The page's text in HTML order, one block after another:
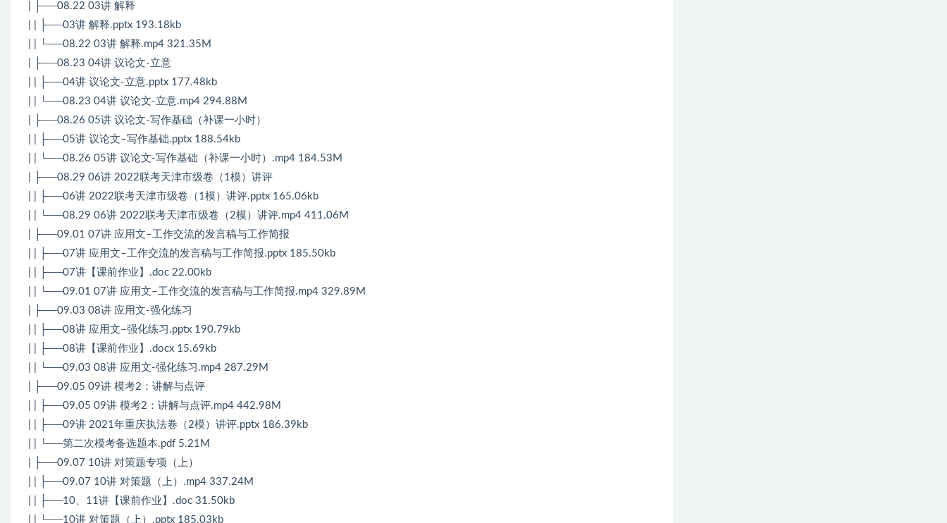
| ├──08.22 03讲 解释
| | ├──03讲 解释.pptx 193.18kb
| | └──08.22 03讲 解释.mp4 321.35M
| ├──08.23 04讲 议论文-立意
| | ├──04讲 议论文-立意.pptx 177.48kb
| | └──08.23 04讲 议论文-立意.mp4 294.88M
| ├──08.26 05讲 议论文-写作基础（补课一小时）
| | ├──05讲 议论文–写作基础.pptx 188.54kb
| | └──08.26 05讲 议论文-写作基础（补课一小时）.mp4 184.53M
| ├──08.29 06讲 2022联考天津市级卷（1模）讲评
| | ├──06讲 2022联考天津市级卷（1模）讲评.pptx 165.06kb
| | └──08.29 06讲 2022联考天津市级卷（2模）讲评.mp4 411.06M
| ├──09.01 07讲 应用文–工作交流的发言稿与工作简报
| | ├──07讲 应用文–工作交流的发言稿与工作简报.pptx 185.50kb
| | ├──07讲【课前作业】.doc 22.00kb
| | └──09.01 07讲 应用文–工作交流的发言稿与工作简报.mp4 329.89M
| ├──09.03 08讲 应用文-强化练习
| | ├──08讲 应用文–强化练习.pptx 190.79kb
| | ├──08讲【课前作业】.docx 15.69kb
| | └──09.03 08讲 应用文-强化练习.mp4 287.29M
| ├──09.05 09讲 模考2：讲解与点评
| | ├──09.05 09讲 模考2：讲解与点评.mp4 442.98M
| | ├──09讲 2021年重庆执法卷（2模）讲评.pptx 186.39kb
| | └──第二次模考备选题本.pdf 5.21M
| ├──09.07 10讲 对策题专项（上）
| | ├──09.07 10讲 对策题（上）.mp4 337.24M
| | ├──10、11讲【课前作业】.doc 31.50kb
| | └──10讲 对策题（上）.pptx 185.03kb